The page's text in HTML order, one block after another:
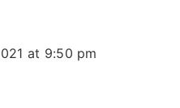
at 9:50 pm